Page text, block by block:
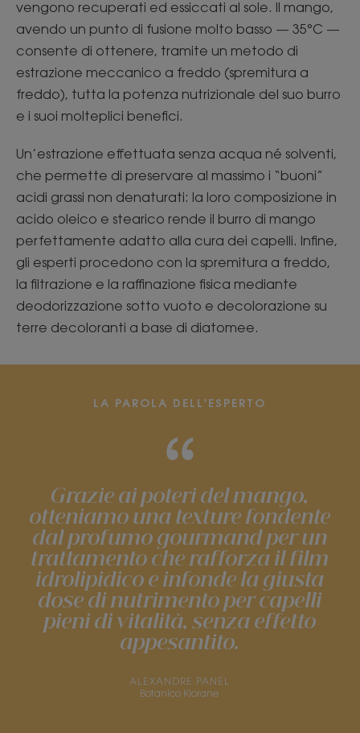
vengono recuperati ed essiccati al sole. Il mango,
avendo un punto di fusione molto basso — 35°C —
consente di ottenere, tramite un metodo di
estrazione meccanico a freddo (spremitura a
freddo), tutta la potenza nutrizionale del suo burro
e i suoi molteplici benefici.
Un’estrazione effettuata senza acqua né solventi,
che permette di preservare al massimo i “buoni”
acidi grassi non denaturati: la loro composizione in
acido oleico e stearico rende il burro di mango
perfettamente adatto alla cura dei capelli. Infine,
gli esperti procedono con la spremitura a freddo,
la filtrazione e la raffinazione fisica mediante
deodorizzazione sotto vuoto e decolorazione su
terre decoloranti a base di diatomee.
LA PAROLA DELL'ESPERTO
Grazie ai poteri del mango,
otteniamo una texture fondente
dal profumo gourmand per un
trattamento che rafforza il film
idrolipidico e infonde la giusta
dose di nutrimento per capelli
pieni di vitalità, senza effetto
appesantito.
ALEXANDRE PANEL
Botanico Klorane